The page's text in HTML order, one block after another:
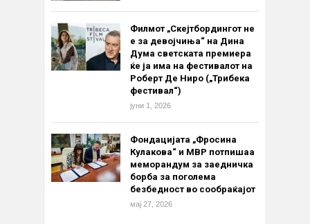
Филмот „Скејтбордингот не
е за девојчиња“ на Дина
Дума светската премиера
ќе ја има на фестивалот на
Роберт Де Ниро („Трибека
фестивал“)
јуни 1, 2026
Фондацијата „Фросина
Кулакова“ и МВР потпишаа
меморандум за заедничка
борба за поголема
безбедност во сообраќајот
мај 27, 2026